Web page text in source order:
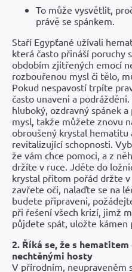
To může vysvětlit,
právě se spánkem.
Staří Egypťané užívali
která často přináší poruchy
obdobím zjitřených emocí
rozbouřenou mysl či tělo,
Pokud nespavostí trpíte
často unaveni a
hluboký, ozdravný spánek
mysl, takže můžete znovu
obroušený krystal
revitalizující schopnosti.
že vám chce pomoci, a z
držíte v ruce. Jděte do
krystal přitom pořád držte
zavřete oči, nalaďte se na
budete připraveni,
při řešení všech krizí, jimž
půjdete spát, uložte kámen
2. Říká se, že s
nechtěnými hosty
V přírodním, neupraveném